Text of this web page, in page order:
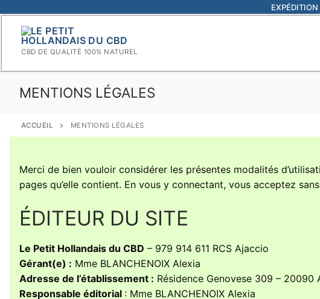
contenu
CBD DE QUALITÉ 100% NATUREL
MENTIONS LÉGALES
ACCUEIL MENTIONS LÉGALES
Merci de bien vouloir considérer les présentes modalités
pages qu’elle contient. En vous y connectant, vous acceptez
ÉDITEUR DU SITE
Le Petit Hollandais du CBD – 979 914 611 RCS Ajaccio
Gérant(e) : Mme BLANCHENOIX Alexia
Adresse de l’établissement : Résidence Genovese 309 – 20090
Responsable éditorial : Mme BLANCHENOIX Alexia